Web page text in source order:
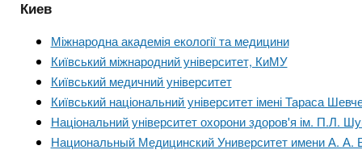
n
s
и
Киев
Міжнародна академія екології та медицини
Київський міжнародний університет, КиМУ
Київський медичний університет
Київський національний університет імені Тараса
Національний університет охорони здоров'я ім. П.Л.
Национальный Медицинский Университет имени А.